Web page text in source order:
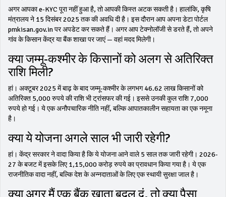
अगर आपका e-KYC पूरा नहीं हुआ है, तो आपकी किस्त अटक सकती है। हालांकि, कृषि
मंत्रालय ने 15 दिसंबर 2025 तक की अवधि दी है। इस दौरान आप अपना डेटा पोर्टल
pmkisan.gov.in पर अपडेट कर सकते हैं। अगर आप टेक्नोलॉजी से डरते हैं, तो अपने
गांव के किसान केंद्र या बैंक शाखा पर जाएं — वहां मदद मिलेगी।
क्या जम्मू-कश्मीर के किसानों को अलग से अतिरिक्त
राशि मिली?
हां। अक्टूबर 2025 में बाढ़ के बाद जम्मू-कश्मीर के लगभग 46.62 लाख किसानों को
अतिरिक्त 5,000 रुपये की राशि भी ट्रांसफर की गई। इससे उनकी कुल राशि 7,000
रुपये हो गई। ये एक अनौपचारिक नीति नहीं, बल्कि आपातकालीन सहायता का एक नमूना
है।
क्या ये योजना अगले साल भी जारी रहेगी?
हां। केंद्र सरकार ने वादा किया है कि ये योजना आने वाले 5 साल तक जारी रहेगी। 2026-
27 के बजट में इसके लिए 1,15,000 करोड़ रुपये का प्रावधान किया गया है। ये एक
राजनीतिक वादा नहीं, बल्कि देश के अन्नदाताओं के लिए एक स्थायी सुरक्षा जाल है।
क्या अगर मैं एक बैंक खाता बदल दूं, तो क्या पैसा